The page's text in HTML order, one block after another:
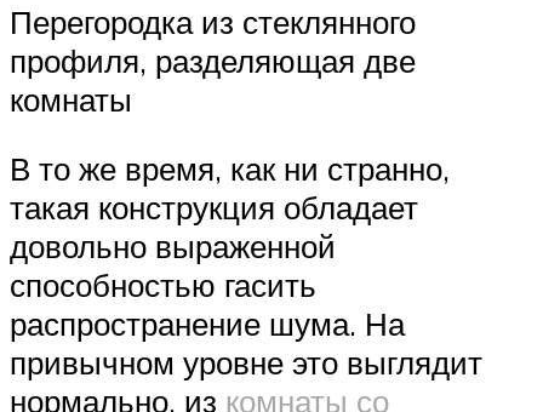
Перегородка из стеклянного
профиля, разделяющая две
комнаты
В то же время, как ни странно,
такая конструкция обладает
довольно выраженной
способностью гасить
распространение шума. На
привычном уровне это выглядит
нормально, из комнаты со